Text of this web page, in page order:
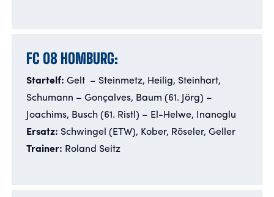
FC 08 HOMBURG:
Startelf: Gelt – Steinmetz, Heilig, Steinhart,
Schumann – Gonçalves, Baum (61. Jörg) –
Joachims, Busch (61. Ristl) – El-Helwe, Inanoglu
Ersatz: Schwingel (ETW), Kober, Röseler, Geller
Trainer: Roland Seitz